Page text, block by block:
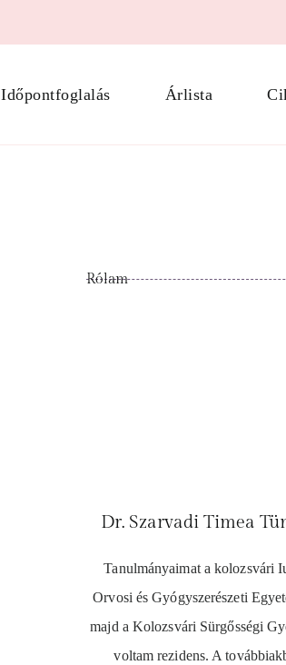
Időpontfoglalás Árlista
Rólam
Dr. Szarvadi Timea
Tanulmányaimat a kolozsvári
Orvosi és Gyógyszerészeti
majd a Kolozsvári Sürgősségi
voltam rezidens. A